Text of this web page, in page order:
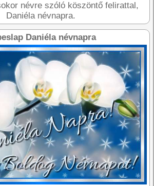
névre szóló köszöntő felirattal,
Daniéla névnapra.
Daniéla névnapra